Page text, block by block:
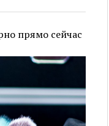
прямо сейчас